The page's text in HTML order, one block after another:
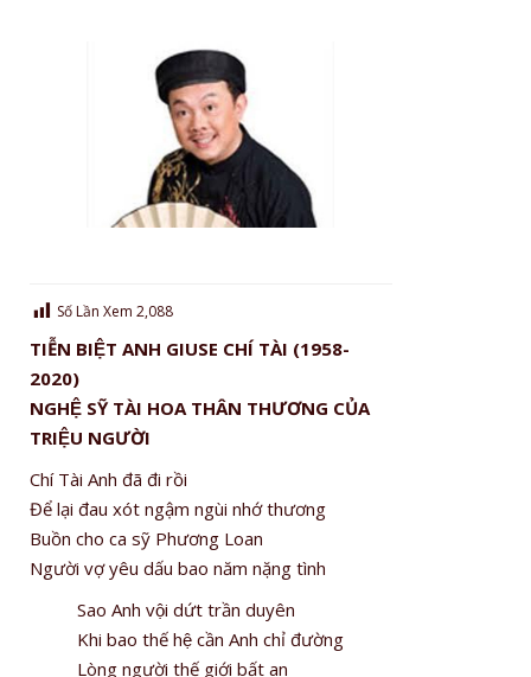
Số Lần Xem 2,088
TIỄN BIỆT ANH GIUSE CHÍ TÀI (1958-
2020)
NGHỆ SỸ TÀI HOA THÂN THƯƠNG CỦA
TRIỆU NGƯỜI
Chí Tài Anh đã đi rồi
Để lại đau xót ngậm ngùi nhớ thương
Buồn cho ca sỹ Phương Loan
Người vợ yêu dấu bao năm nặng tình
Sao Anh vội dứt trần duyên
Khi bao thế hệ cần Anh chỉ đường
Lòng người thế giới bất an